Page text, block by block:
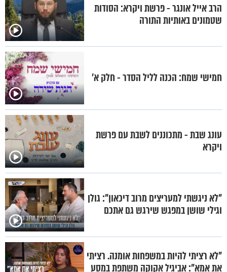
הרב אייל אונגר - פרשת ויקרא: הסודות
שטמונים באותיות התורה
חמישי שמח: הכנה לליל הסדר - חלק א'
עונג שבת - מתכוננים לשבת עם פרשת
ויקרא
"לא ניגשתי למעריצים מרוב דיכאון": גולן
וגילי שושן במפגש שירגש גם אתכם
"לא רציתי להיות במשפחות אומנה. רציתי
את אמא": אביגיל אקוקה משתפת במסע